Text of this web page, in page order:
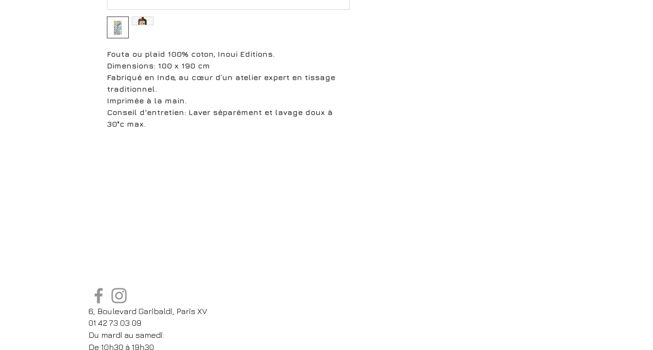
Fouta ou plaid 100% coton, Inoui Editions.
Dimensions: 100 x 190 cm
Fabriqué en Inde, au cœur d’un atelier expert en tissage
traditionnel.
Imprimée à la main.
Conseil d'entretien: Laver séparément et lavage doux à
30°c max.
6, Boulevard Garibaldi, Paris XV
01 42 73 03 09
Du mardi au samedi:
De 10h30 à 19h30